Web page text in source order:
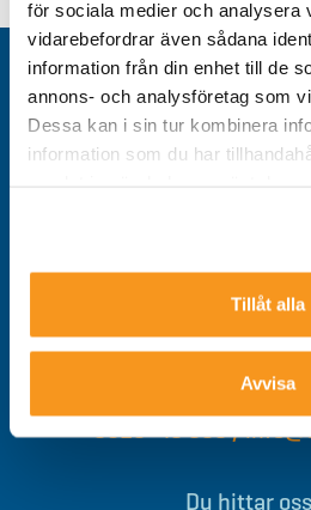
för sociala medier och analysera
vidarebefordrar även sådana
information från din enhet till de
annons- och analysföretag som
Dessa kan i sin tur kombinera
information som du har
Tillåt alla
Avvisa
Kontakt
Om
Välkommen till Storklinten -
0928-40 000/
Du hittar